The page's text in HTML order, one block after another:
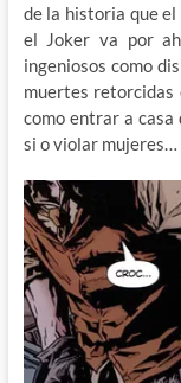
de la historia que
el Joker va por
ingeniosos como
muertes retorcidas
como entrar a casa
si o violar mujeres…